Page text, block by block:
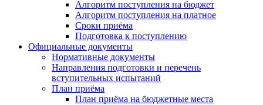
Алгоритм поступления на бюджет
Алгоритм поступления на платное
Сроки приёма
Подготовка к поступлению
Официальные документы
Нормативные документы
Направления подготовки и перечень
вступительных испытаний
План приёма
План приёма на бюджетные места